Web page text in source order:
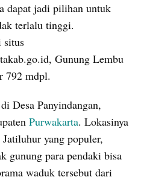
dapat jadi pilihan untuk
terlalu tinggi.
situs
Gunung Lembu
792 mdpl.
Desa Panyindangan,
Purwakarta. Lokasinya
yang populer,
gunung para pendaki bisa
waduk tersebut dari